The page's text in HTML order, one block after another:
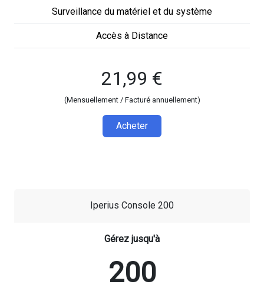
Surveillance du matériel et du système
Accès à Distance
21,99 €
(Mensuellement / Facturé annuellement)
Acheter
Iperius Console 200
Gérez jusqu'à
200